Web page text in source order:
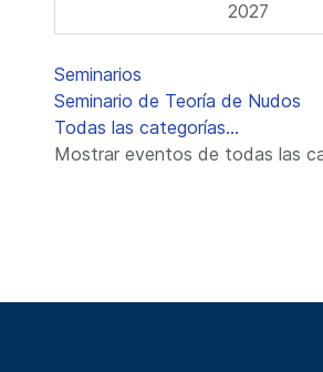
2027
Lista de límites de paginación
Seminarios
Seminario de Teoría de Nudos
Todas las categorías...
Mostrar eventos de todas las